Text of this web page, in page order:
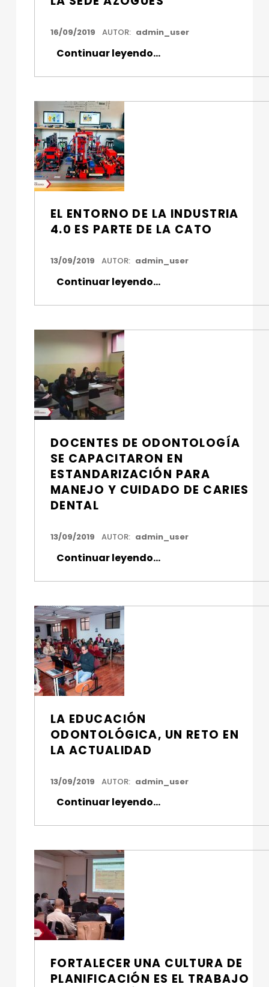
FECHA DE PUBLICACIÓN:
16/09/2019 AUTOR: admin_user
Continuar leyendo“Inició periodo académico en la Sede Azogues”
…
EL ENTORNO DE LA INDUSTRIA
4.0 ES PARTE DE LA CATO
FECHA DE PUBLICACIÓN:
13/09/2019 AUTOR: admin_user
Continuar leyendo“El entorno de la industria 4.0 es parte de la Cato”
…
DOCENTES DE ODONTOLOGÍA
SE CAPACITARON EN
ESTANDARIZACIÓN PARA
MANEJO Y CUIDADO DE CARIES
DENTAL
FECHA DE PUBLICACIÓN:
13/09/2019 AUTOR: admin_user
Continuar leyendo“Docentes de Odontología se capacitaron en estandarización para manejo y cuidado de caries dental”
…
LA EDUCACIÓN
ODONTOLÓGICA, UN RETO EN
LA ACTUALIDAD
FECHA DE PUBLICACIÓN:
13/09/2019 AUTOR: admin_user
Continuar leyendo“La educación odontológica, un reto en la actualidad”
…
FORTALECER UNA CULTURA DE
PLANIFICACIÓN ES EL TRABAJO